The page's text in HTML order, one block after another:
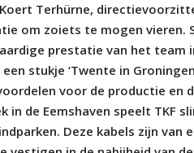
Terhürne,
om zoiets te mogen vieren.
prestatie van het team
een stukje ‘Twente in
voor de productie en
in de Eemshaven speelt TKF
Deze kabels zijn van